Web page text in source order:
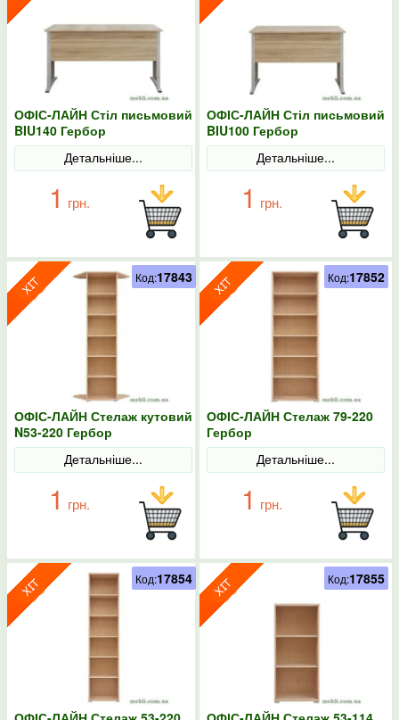
ОФІС-ЛАЙН Стіл письмовий
BIU140 Гербор
Детальніше...
1 грн.
ОФІС-ЛАЙН Стіл письмовий
BIU100 Гербор
Детальніше...
1 грн.
ОФІС-ЛАЙН Стелаж кутовий
N53-220 Гербор
Детальніше...
1 грн.
Код:17843
ОФІС-ЛАЙН Стелаж 79-220
Гербор
Детальніше...
1 грн.
Код:17852
Код:17854 Код:17855